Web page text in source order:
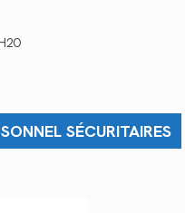
SÉCURITAIRES